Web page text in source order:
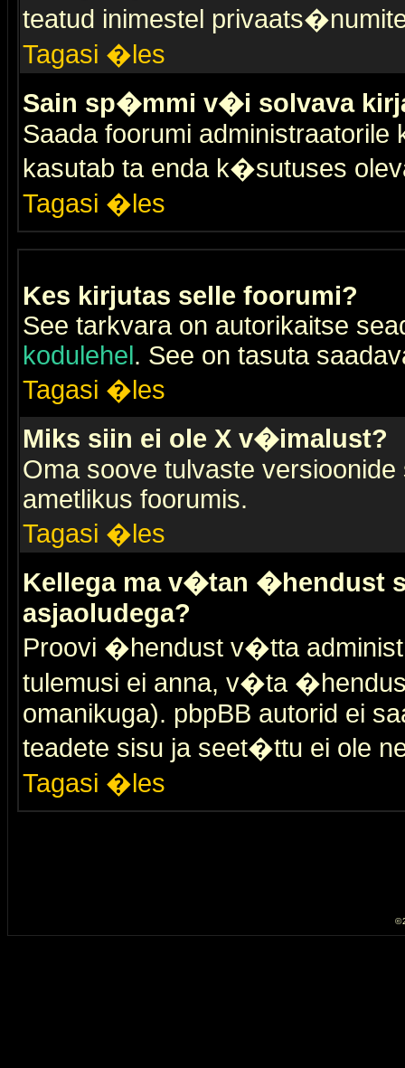
teatud inimestel
Tagasi �les
Sain sp�mmi v�i solvava
Saada foorumi
kasutab ta enda k�sutuses
Tagasi �les
Kes kirjutas selle foorumi?
See tarkvara on autorikaitse
kodulehel. See on tasuta
Tagasi �les
Miks siin ei ole X v�imalust?
Oma soove tulvaste
ametlikus foorumis.
Tagasi �les
Kellega ma v�tan �hendust
asjaoludega?
Proovi �hendust v�tta
tulemusi ei anna, v�ta
omanikuga). pbpBB autorid ei
teadete sisu ja seet�ttu ei ole
Tagasi �les
©